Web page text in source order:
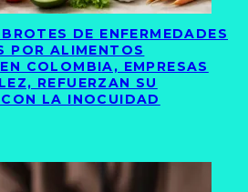
DE ENFERMEDADES
POR ALIMENTOS
COLOMBIA, EMPRESAS
REFUERZAN SU
LA INOCUIDAD